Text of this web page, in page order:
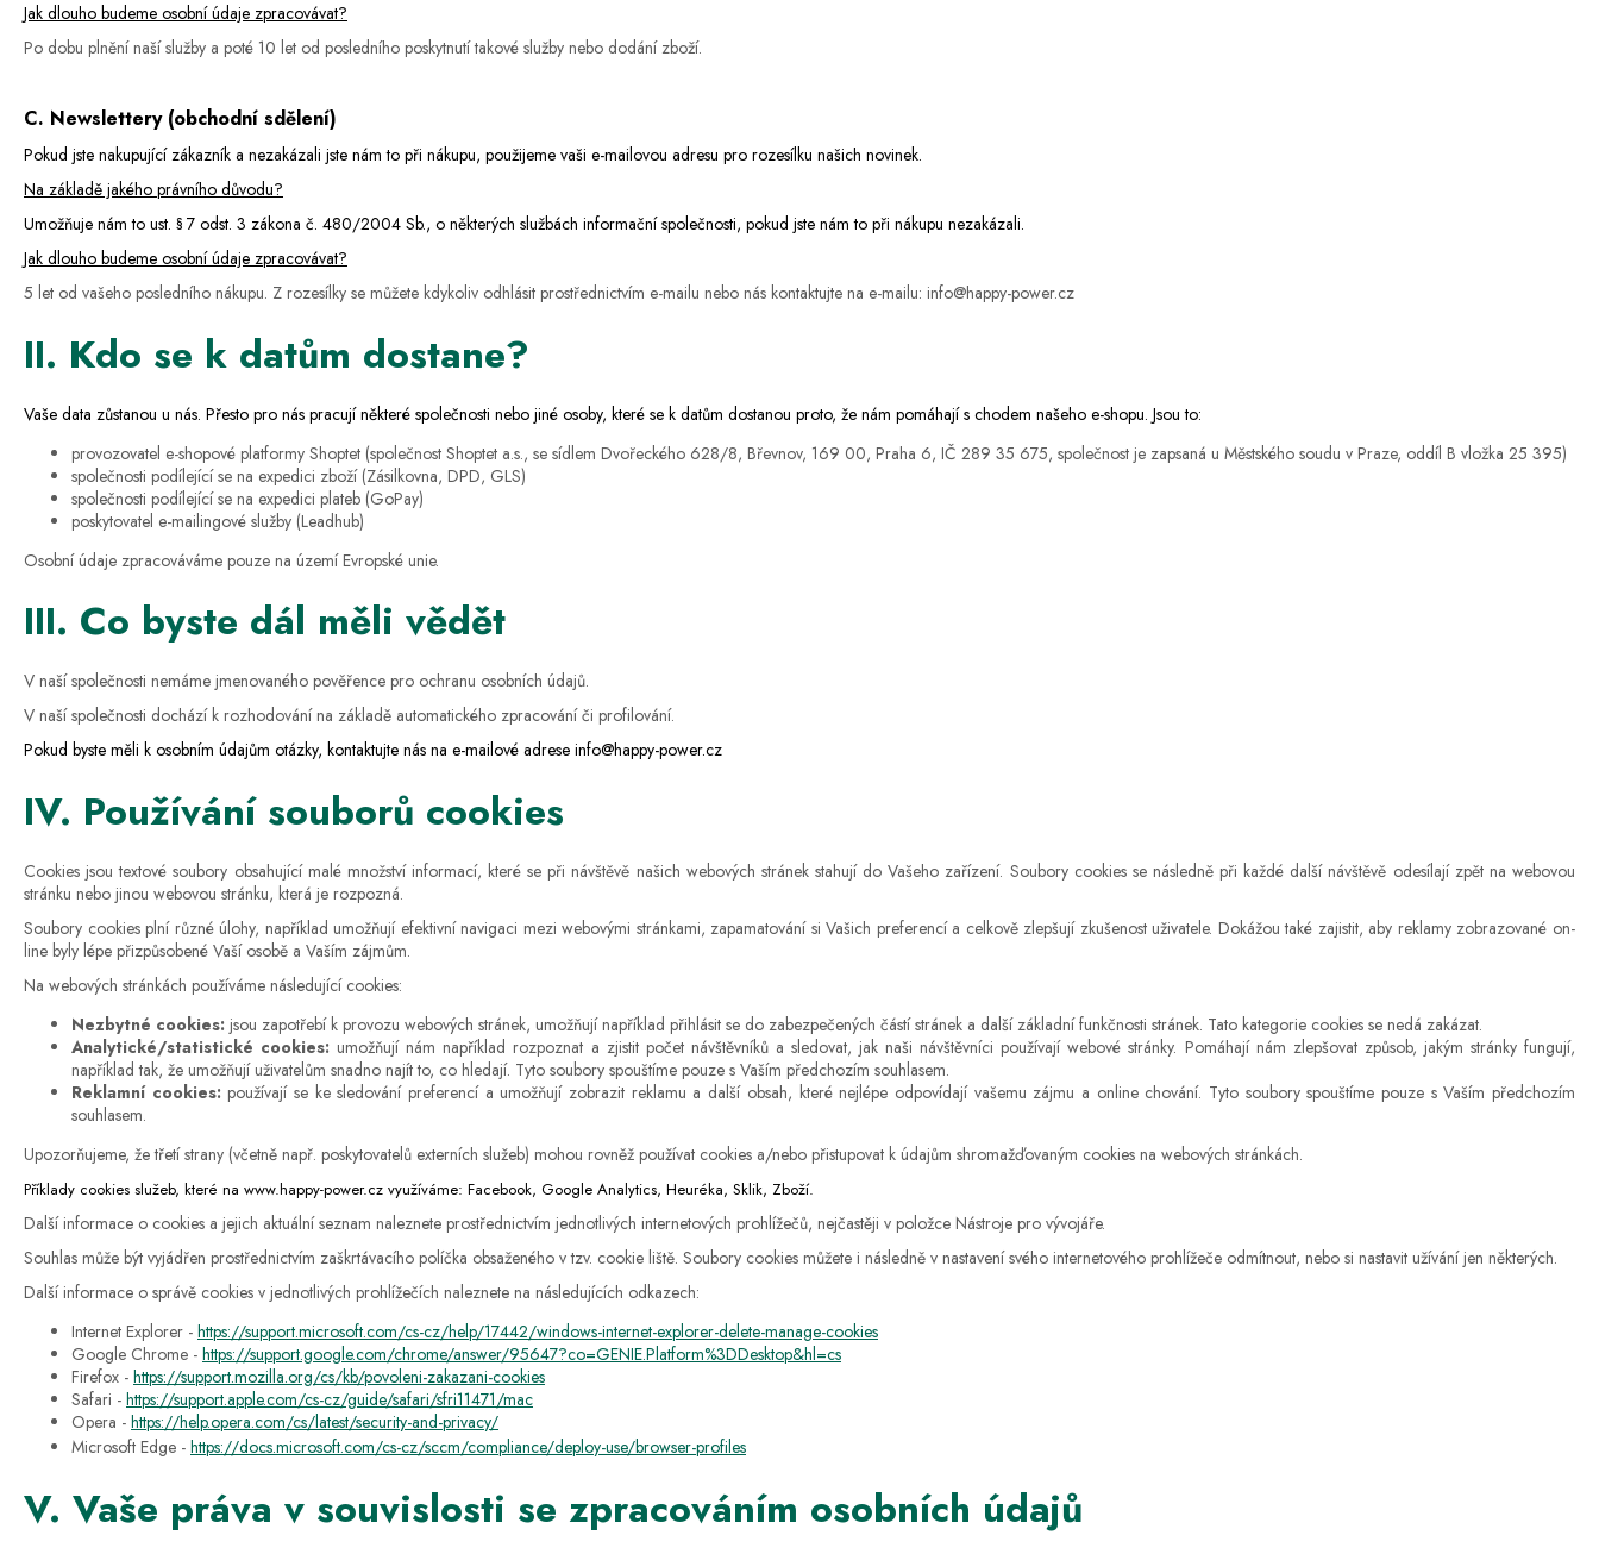
Jak dlouho budeme osobní údaje zpracovávat?
Po dobu plnění naší služby a poté 10 let od posledního poskytnutí takové služby nebo dodání zboží.
C. Newslettery (obchodní sdělení)
Pokud jste nakupující zákazník a nezakázali jste nám to při nákupu, použijeme vaši e-mailovou adresu pro rozesílku našich novinek.
Na základě jakého právního důvodu?
Umožňuje nám to ust. § 7 odst. 3 zákona č. 480/2004 Sb., o některých službách informační společnosti, pokud jste nám to při nákupu nezakázali.
Jak dlouho budeme osobní údaje zpracovávat?
5 let od vašeho posledního nákupu. Z rozesílky se můžete kdykoliv odhlásit prostřednictvím e-mailu nebo nás kontaktujte na e-mailu: info@happy-power.cz
II. Kdo se k datům dostane?
Vaše data zůstanou u nás. Přesto pro nás pracují některé společnosti nebo jiné osoby, které se k datům dostanou proto, že nám pomáhají s chodem našeho e-shopu. Jsou to:
provozovatel e-shopové platformy Shoptet (společnost Shoptet a.s., se sídlem Dvořeckého 628/8, Břevnov, 169 00, Praha 6, IČ 289 35 675, společnost je zapsaná u Městského soudu v Praze, oddíl B vložka 25 395)
společnosti podílející se na expedici zboží (Zásilkovna, DPD, GLS)
společnosti podílející se na expedici plateb (GoPay)
poskytovatel e-mailingové služby (Leadhub)
Osobní údaje zpracováváme pouze na území Evropské unie.
III. Co byste dál měli vědět
V naší společnosti nemáme jmenovaného pověřence pro ochranu osobních údajů.
V naší společnosti dochází k rozhodování na základě automatického zpracování či profilování.
Pokud byste měli k osobním údajům otázky, kontaktujte nás na e-mailové adrese info@happy-power.cz
IV. Používání souborů cookies
Cookies jsou textové soubory obsahující malé množství informací, které se při návštěvě našich webových stránek stahují do Vašeho zařízení. Soubory cookies se následně při každé další návštěvě odesílají zpět na webovou
stránku nebo jinou webovou stránku, která je rozpozná.
Soubory cookies plní různé úlohy, například umožňují efektivní navigaci mezi webovými stránkami, zapamatování si Vašich preferencí a celkově zlepšují zkušenost uživatele. Dokážou také zajistit, aby reklamy zobrazované on-
line byly lépe přizpůsobené Vaší osobě a Vaším zájmům.
Na webových stránkách používáme následující cookies:
Nezbytné cookies: jsou zapotřebí k provozu webových stránek, umožňují například přihlásit se do zabezpečených částí stránek a další základní funkčnosti stránek. Tato kategorie cookies se nedá zakázat.
Analytické/statistické cookies: umožňují nám například rozpoznat a zjistit počet návštěvníků a sledovat, jak naši návštěvníci používají webové stránky. Pomáhají nám zlepšovat způsob, jakým stránky fungují,
například tak, že umožňují uživatelům snadno najít to, co hledají. Tyto soubory spouštíme pouze s Vaším předchozím souhlasem.
Reklamní cookies: používají se ke sledování preferencí a umožňují zobrazit reklamu a další obsah, které nejlépe odpovídají vašemu zájmu a online chování. Tyto soubory spouštíme pouze s Vaším předchozím
souhlasem.
Upozorňujeme, že třetí strany (včetně např. poskytovatelů externích služeb) mohou rovněž používat cookies a/nebo přistupovat k údajům shromažďovaným cookies na webových stránkách.
Příklady cookies služeb, které na www.happy-power.cz využíváme: Facebook, Google Analytics, Heuréka, Sklik, Zboží.
Další informace o cookies a jejich aktuální seznam naleznete prostřednictvím jednotlivých internetových prohlížečů, nejčastěji v položce Nástroje pro vývojáře.
Souhlas může být vyjádřen prostřednictvím zaškrtávacího políčka obsaženého v tzv. cookie liště. Soubory cookies můžete i následně v nastavení svého internetového prohlížeče odmítnout, nebo si nastavit užívání jen některých.
Další informace o správě cookies v jednotlivých prohlížečích naleznete na následujících odkazech:
Internet Explorer - https://support.microsoft.com/cs-cz/help/17442/windows-internet-explorer-delete-manage-cookies
Google Chrome - https://support.google.com/chrome/answer/95647?co=GENIE.Platform%3DDesktop&hl=cs
Firefox - https://support.mozilla.org/cs/kb/povoleni-zakazani-cookies
Safari - https://support.apple.com/cs-cz/guide/safari/sfri11471/mac
Opera - https://help.opera.com/cs/latest/security-and-privacy/
Microsoft Edge - https://docs.microsoft.com/cs-cz/sccm/compliance/deploy-use/browser-profiles
V. Vaše práva v souvislosti se zpracováním osobních údajů